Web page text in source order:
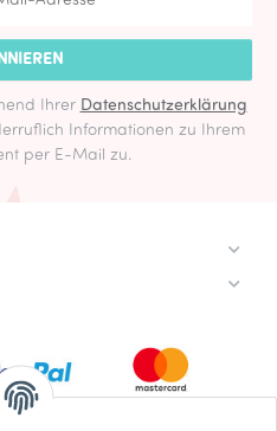
Ihrer Datenschutzerklärung
Informationen zu Ihrem
per E-Mail zu.